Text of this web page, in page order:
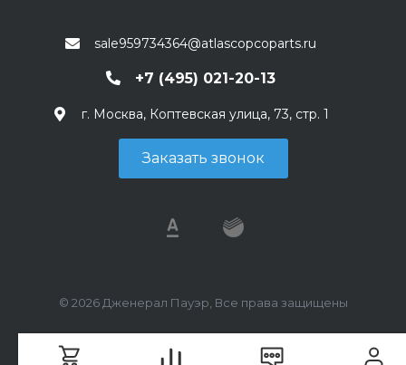
sale959734364@atlascopcoparts.ru
+7 (495) 021-20-13
г. Москва, Коптевская улица, 73, стр. 1
Заказать звонок
© 2026 Дженерал Пауэр, Все права защищены